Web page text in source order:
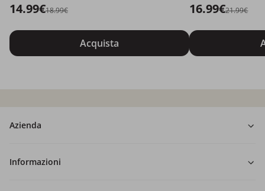
14.99€18.99€
Acquista
16.99€21.99€
Azienda
Informazioni